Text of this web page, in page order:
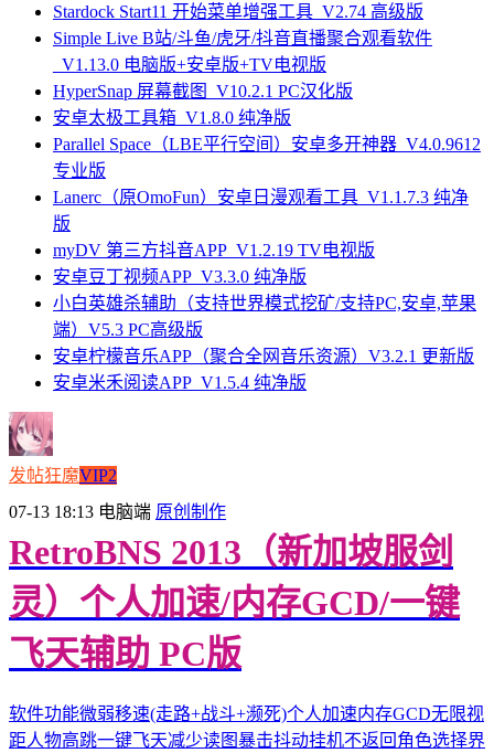
Stardock Start11 开始菜单增强工具_V2.74 高级版
Simple Live B站/斗鱼/虎牙/抖音直播聚合观看软件
_V1.13.0 电脑版+安卓版+TV电视版
HyperSnap 屏幕截图_V10.2.1 PC汉化版
安卓太极工具箱_V1.8.0 纯净版
Parallel Space（LBE平行空间）安卓多开神器_V4.0.9612
专业版
Lanerc（原OmoFun）安卓日漫观看工具_V1.1.7.3 纯净
版
myDV 第三方抖音APP_V1.2.19 TV电视版
安卓豆丁视频APP_V3.3.0 纯净版
小白英雄杀辅助（支持世界模式挖矿/支持PC,安卓,苹果
端）V5.3 PC高级版
安卓柠檬音乐APP（聚合全网音乐资源）V3.2.1 更新版
安卓米禾阅读APP_V1.5.4 纯净版
发帖狂魔VIP2
07-13 18:13 电脑端 原创制作
RetroBNS 2013（新加坡服剑
灵）个人加速/内存GCD/一键
飞天辅助 PC版
软件功能微弱移速(走路+战斗+濒死)个人加速内存GCD无限视
距人物高跳一键飞天减少读图暴击抖动挂机不返回角色选择界